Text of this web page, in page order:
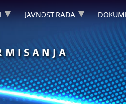
JAVNOST RADA